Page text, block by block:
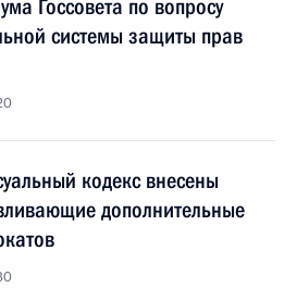
Госсовета по вопросу
системы защиты прав
кодекс внесены
дополнительные